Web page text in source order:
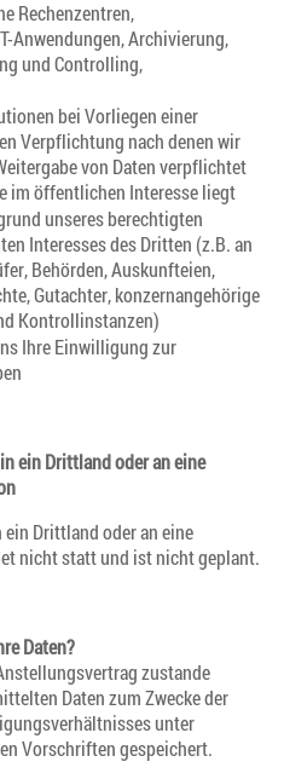
Rechenzentren,
Anwendungen, Archivierung,
und Controlling,
bei Vorliegen einer
Verpflichtung nach denen wir
von Daten verpflichtet
im öffentlichen Interesse liegt
unseres berechtigten
Interesses des Dritten (z.B. an
Behörden, Auskunfteien,
Gutachter, konzernangehörige
Kontrollinstanzen)
Ihre Einwilligung zur
ein Drittland oder an eine
Drittland oder an eine
nicht statt und ist nicht geplant.
Daten?
zustande
Daten zum Zwecke der
unter
Vorschriften gespeichert.